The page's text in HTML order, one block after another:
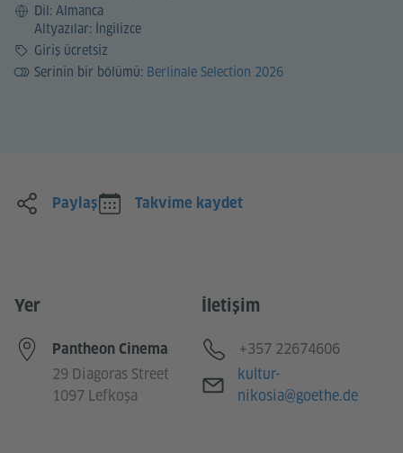
Dil Dil: Almanca
Altyazılar: İngilizce
ÜcretGiriş ücretsiz
Serinin bir bölümü: Berlinale Selection 2026
Paylaş Takvime kaydet
Yer
Pantheon Cinema
29 Diagoras Street
1097 Lefkoşa
İletişim
Telefon
+357 22674606
E-posta
kultur-
nikosia@goethe.de